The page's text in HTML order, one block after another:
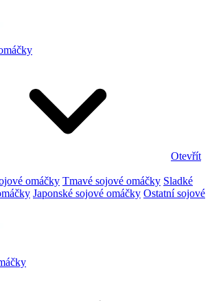
Otevřít
omáčky Tmavé sojové omáčky Sladké
Japonské sojové omáčky Ostatní sojové